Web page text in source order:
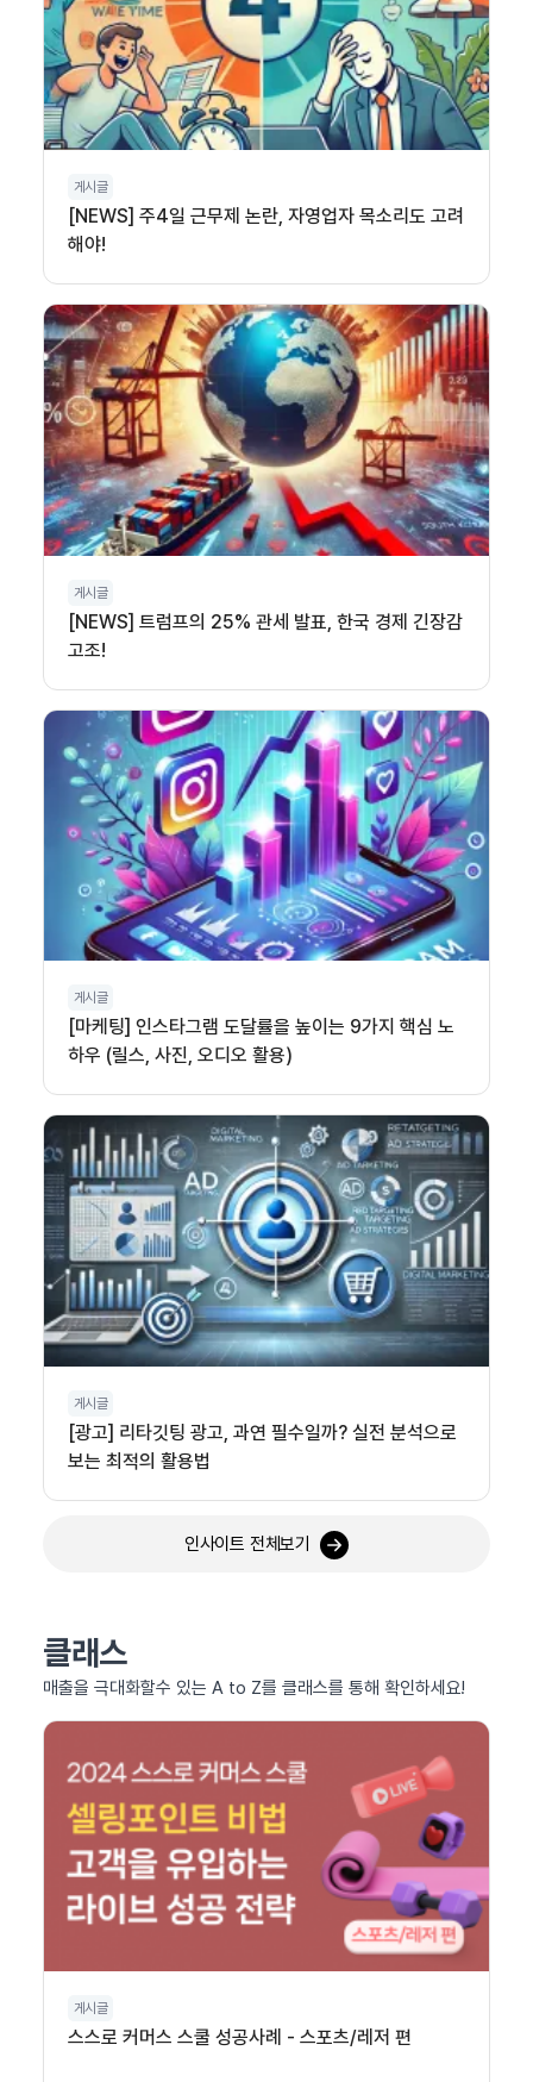
게시글
[NEWS] 주4일 근무제 논란, 자영업자 목소리도 고려
해야!
게시글
[NEWS] 트럼프의 25% 관세 발표, 한국 경제 긴장감
고조!
게시글
[마케팅] 인스타그램 도달률을 높이는 9가지 핵심 노
하우 (릴스, 사진, 오디오 활용)
게시글
[광고] 리타깃팅 광고, 과연 필수일까? 실전 분석으로
보는 최적의 활용법
인사이트 전체보기
클래스
매출을 극대화할수 있는 A to Z를 클래스를 통해 확인하세요!
게시글
스스로 커머스 스쿨 성공사례 - 스포츠/레저 편